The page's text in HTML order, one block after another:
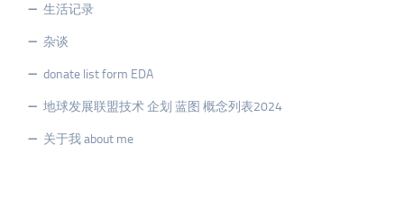
生活记录
杂谈
donate list form EDA
地球发展联盟技术 企划 蓝图 概念列表2024
关于我 about me